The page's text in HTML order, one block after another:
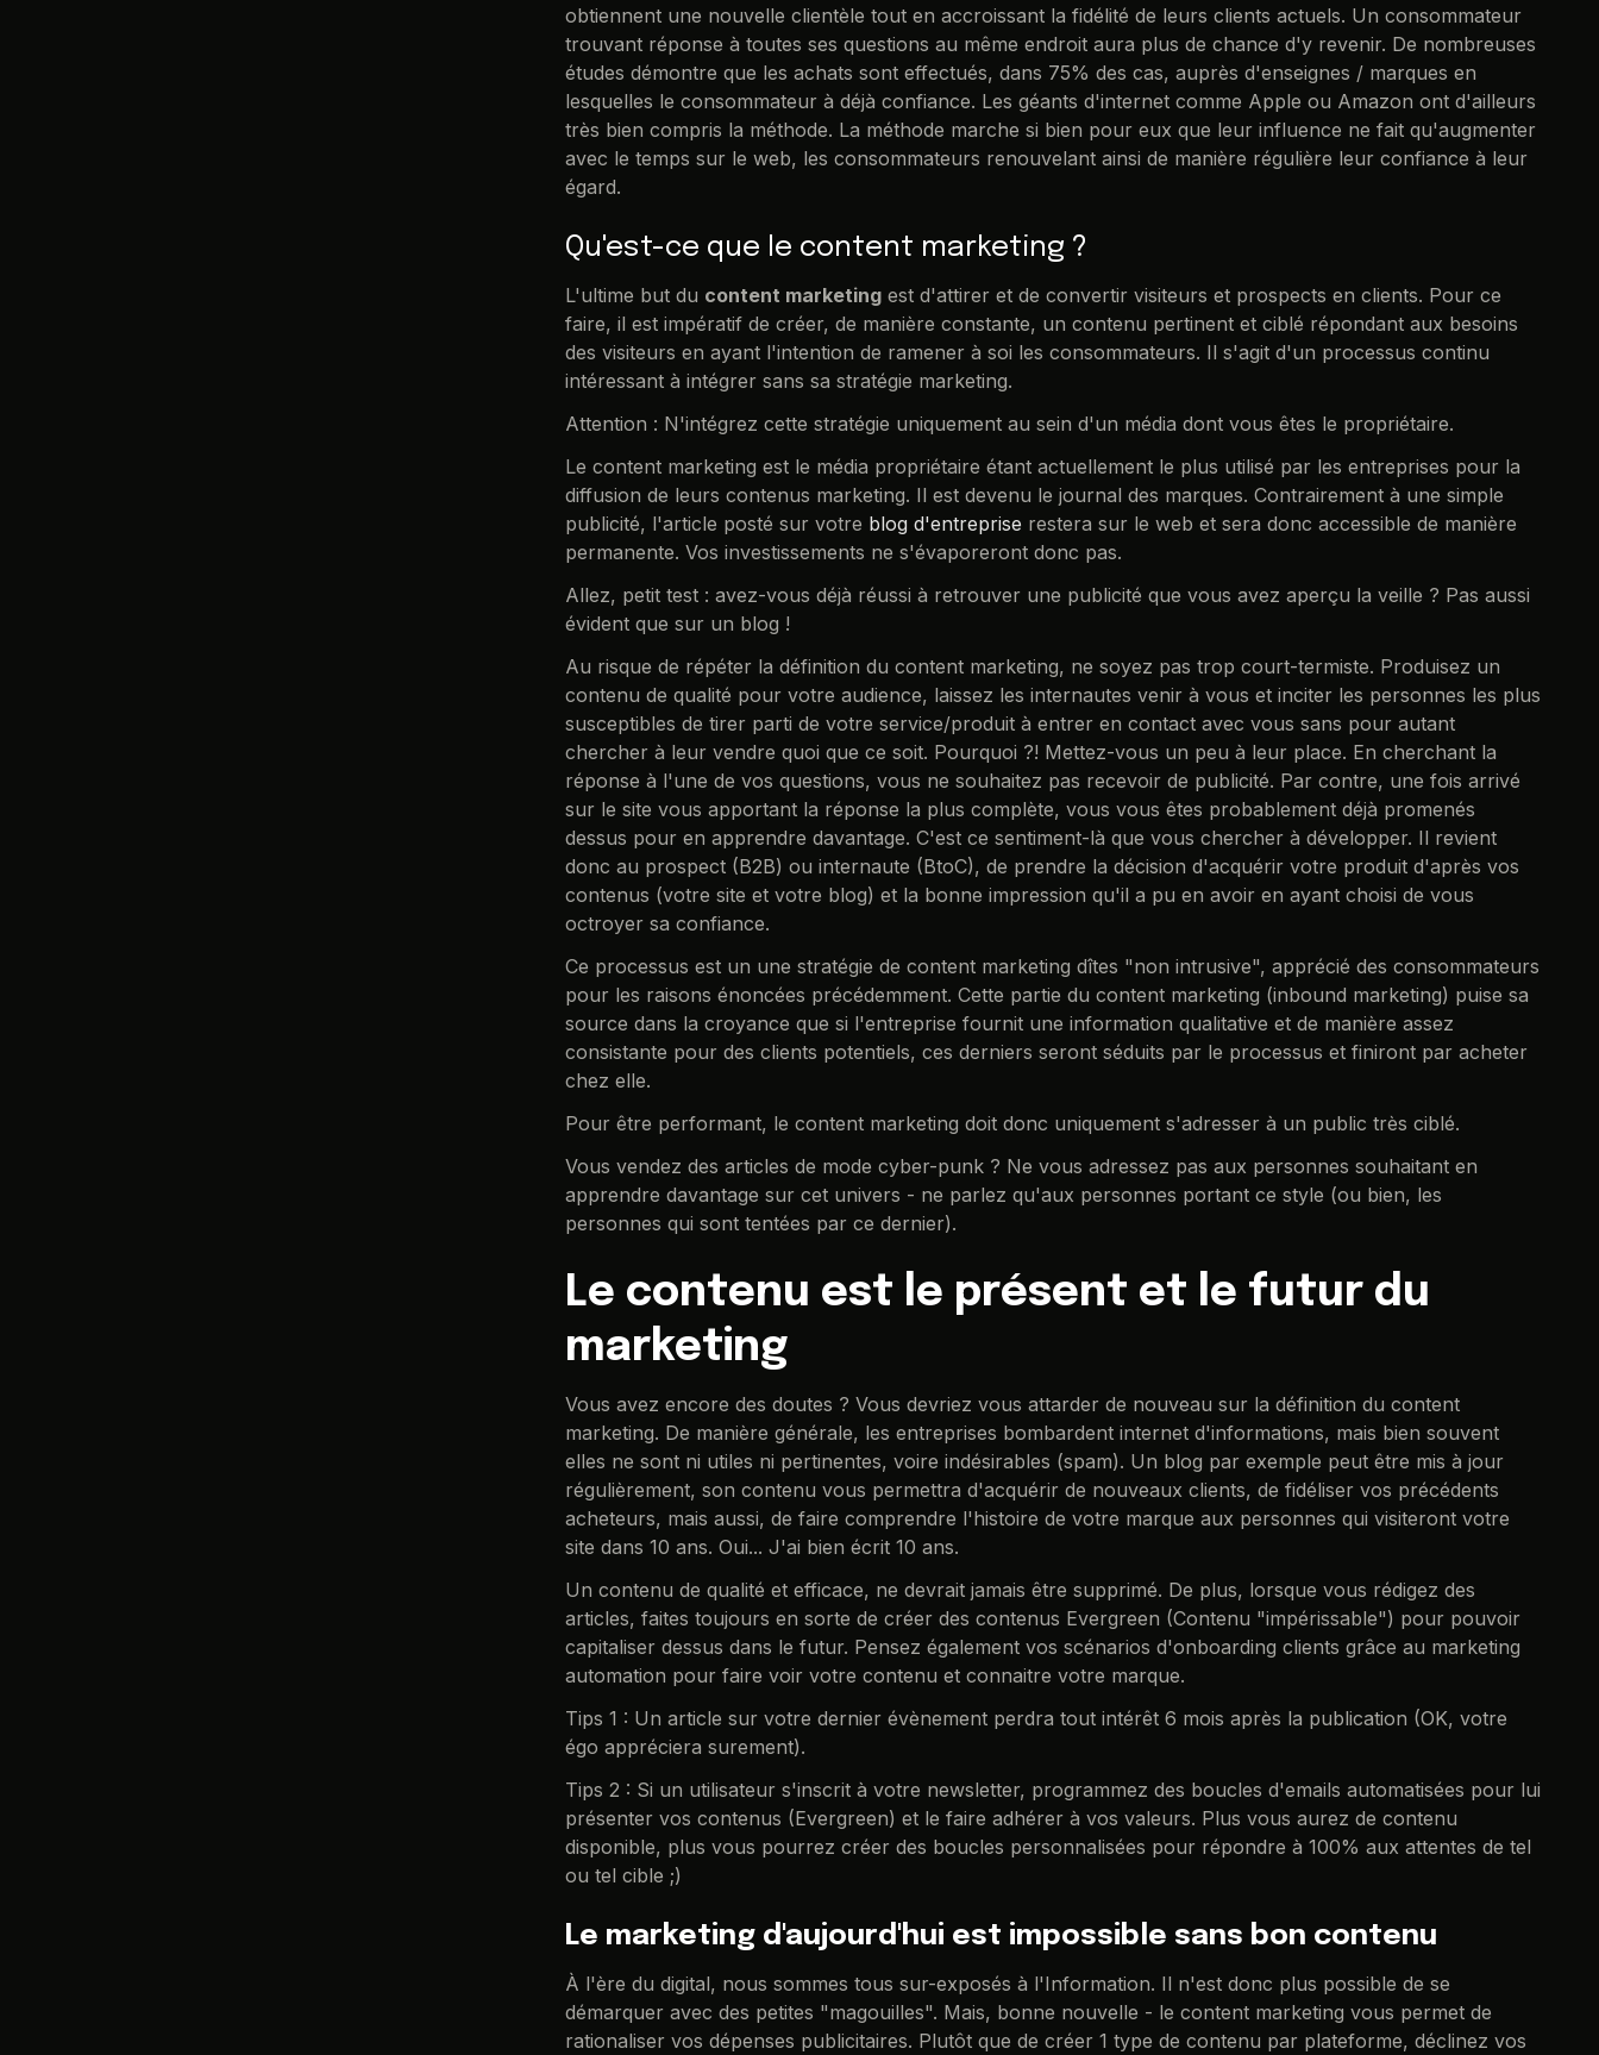
obtiennent une nouvelle clientèle tout en accroissant la fidélité de leurs clients actuels. Un consommateur
trouvant réponse à toutes ses questions au même endroit aura plus de chance d'y revenir. De nombreuses
études démontre que les achats sont effectués, dans 75% des cas, auprès d'enseignes / marques en
lesquelles le consommateur à déjà confiance. Les géants d'internet comme Apple ou Amazon ont d'ailleurs
très bien compris la méthode. La méthode marche si bien pour eux que leur influence ne fait qu'augmenter
avec le temps sur le web, les consommateurs renouvelant ainsi de manière régulière leur confiance à leur
égard.
Qu'est-ce que le content marketing ?
L'ultime but du content marketingest d'attirer et de convertir visiteurs et prospects en clients. Pour ce
faire, il est impératif de créer, de manière constante, un contenu pertinent et ciblé répondant aux besoins
des visiteurs en ayant l'intention de ramener à soi les consommateurs. Il s'agit d'un processus continu
intéressant à intégrer sans sa stratégie marketing.
Attention : N'intégrez cette stratégie uniquement au sein d'un média dont vous êtes le propriétaire.
Le content marketing est le média propriétaire étant actuellement le plus utilisé par les entreprises pour la
diffusion de leurs contenus marketing. Il est devenu le journal des marques. Contrairement à une simple
publicité, l'article posté sur votre blog d'entreprise restera sur le web et sera donc accessible de manière
permanente. Vos investissements ne s'évaporeront donc pas.
Allez, petit test : avez-vous déjà réussi à retrouver une publicité que vous avez aperçu la veille ? Pas aussi
évident que sur un blog !
Au risque de répéter la définition du content marketing, ne soyez pas trop court-termiste. Produisez un
contenu de qualité pour votre audience, laissez les internautes venir à vous et inciter les personnes les plus
susceptibles de tirer parti de votre service/produit à entrer en contact avec vous sans pour autant
chercher à leur vendre quoi que ce soit. Pourquoi ?! Mettez-vous un peu à leur place. En cherchant la
réponse à l'une de vos questions, vous ne souhaitez pas recevoir de publicité. Par contre, une fois arrivé
sur le site vous apportant la réponse la plus complète, vous vous êtes probablement déjà promenés
dessus pour en apprendre davantage. C'est ce sentiment-là que vous chercher à développer. Il revient
donc au prospect (B2B) ou internaute (BtoC), de prendre la décision d'acquérir votre produit d'après vos
contenus (votre site et votre blog) et la bonne impression qu'il a pu en avoir en ayant choisi de vous
octroyer sa confiance.
Ce processus est un une stratégie de content marketing dîtes "non intrusive", apprécié des consommateurs
pour les raisons énoncées précédemment. Cette partie du content marketing (inbound marketing) puise sa
source dans la croyance que si l'entreprise fournit une information qualitative et de manière assez
consistante pour des clients potentiels, ces derniers seront séduits par le processus et finiront par acheter
chez elle.
Pour être performant, le content marketing doit donc uniquement s'adresser à un public très ciblé.
Vous vendez des articles de mode cyber-punk ? Ne vous adressez pas aux personnes souhaitant en
apprendre davantage sur cet univers - ne parlez qu'aux personnes portant ce style (ou bien, les
personnes qui sont tentées par ce dernier).
Le contenu est le présent et le futur du
marketing
Vous avez encore des doutes ? Vous devriez vous attarder de nouveau sur la définition du content
marketing. De manière générale, les entreprises bombardent internet d'informations, mais bien souvent
elles ne sont ni utiles ni pertinentes, voire indésirables (spam). Un blog par exemple peut être mis à jour
régulièrement, son contenu vous permettra d'acquérir de nouveaux clients, de fidéliser vos précédents
acheteurs, mais aussi, de faire comprendre l'histoire de votre marque aux personnes qui visiteront votre
site dans 10 ans. Oui... J'ai bien écrit 10 ans.
Un contenu de qualité et efficace, ne devrait jamais être supprimé. De plus, lorsque vous rédigez des
articles, faites toujours en sorte de créer des contenus Evergreen (Contenu "impérissable") pour pouvoir
capitaliser dessus dans le futur. Pensez également vos scénarios d'onboarding clients grâce au marketing
automation pour faire voir votre contenu et connaitre votre marque.
Tips 1 : Un article sur votre dernier évènement perdra tout intérêt 6 mois après la publication (OK, votre
égo appréciera surement).
Tips 2 : Si un utilisateur s'inscrit à votre newsletter, programmez des boucles d'emails automatisées pour lui
présenter vos contenus (Evergreen) et le faire adhérer à vos valeurs. Plus vous aurez de contenu
disponible, plus vous pourrez créer des boucles personnalisées pour répondre à 100% aux attentes de tel
ou tel cible ;)
Le marketing d'aujourd'hui est impossible sans bon contenu
À l'ère du digital, nous sommes tous sur-exposés à l'Information. Il n'est donc plus possible de se
démarquer avec des petites "magouilles". Mais, bonne nouvelle - le content marketing vous permet de
rationaliser vos dépenses publicitaires. Plutôt que de créer 1 type de contenu par plateforme, déclinez vos